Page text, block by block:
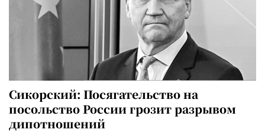
Сикорский: Посягательство на
посольство России грозит разрывом
дипотношений